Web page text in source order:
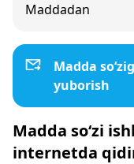
Maddadan
Madda
yuborish
Madda so‘zi
internetda